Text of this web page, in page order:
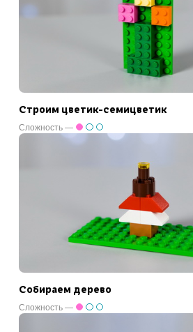
Строим цветик-семицветик
Сложность —
Собираем дерево
Сложность —